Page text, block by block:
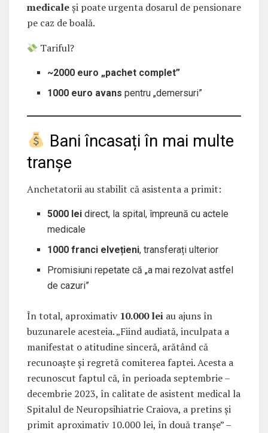
medicaleși poate urgenta dosarul de pensionare
pe caz de boală.
Tariful?
~2000 euro „pachet complet”
1000 euro avans pentru „demersuri”
Bani încasați în mai multe
tranșe
Anchetatorii au stabilit că asistenta a primit:
5000 lei direct, la spital, împreună cu actele
medicale
1000 franci elvețieni, transferați ulterior
Promisiuni repetate că „a mai rezolvat astfel
de cazuri”
În total, aproximativ 10.000 lei au ajuns în
buzunarele acesteia. „Fiind audiată, inculpata a
manifestat o atitudine sinceră, arătând că
recunoaşte şi regretă comiterea faptei. Acesta a
recunoscut faptul că, în perioada septembrie –
decembrie 2023, în calitate de asistent medical la
Spitalul de Neuropsihiatrie Craiova, a pretins şi
primit aproximativ 10.000 lei, în două tranșe” –